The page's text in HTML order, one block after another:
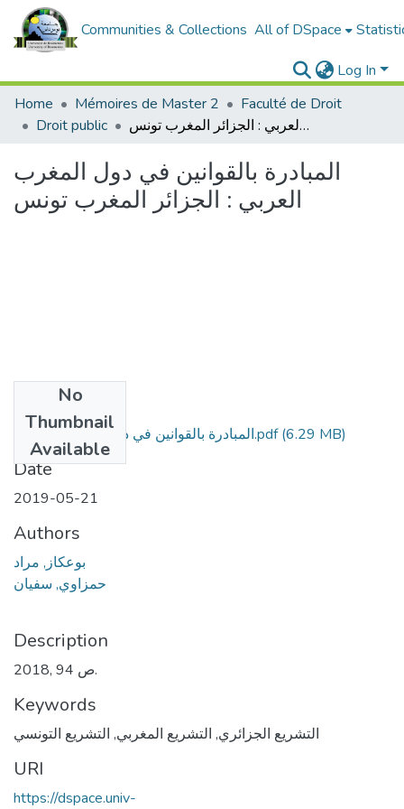
Communities & Collections All of DSpace
Log In
Home
Mémoires de Master 2
Faculté de Droit
Droit public
المبادرة بالقوانين في دول المغرب العربي : الجزائر المغرب تونس
المبادرة بالقوانين في دول المغرب
العربي : الجزائر المغرب تونس
No
Thumbnail
Available
المبادرة بالقوانين في دول المغرب العربي.pdf(6.29 MB)
Date
2019-05-21
Authors
بوعكاز, مراد
حمزاوي, سفيان
Description
2018, 94 ص.
Keywords
التشريع الجزائري, التشريع المغربي, التشريع التونسي
URI
https://dspace.univ-